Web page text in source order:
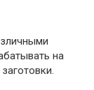
на